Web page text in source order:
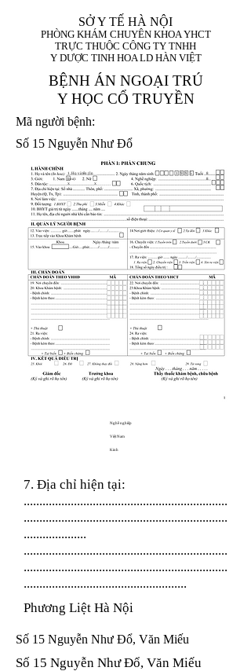
SỞ Y TẾ HÀ NỘI
PHÒNG KHÁM CHUYÊN KHOA YHCT
TRỰC THUỘC CÔNG TY TNHH
Y DƯỢC TINH HOA LD HÀN VIỆT
BỆNH ÁN NGOẠI TRÚ
Y HỌC CỔ TRUYỀN
Mã người bệnh:
Số 15 Nguyễn Như Đổ
1. Họ và tên (In
hoa):
1 9 9 5
8
8
X
X
Nghề nghiệp
Việt Nam
Kinh
7. Địa chỉ hiện tại:
.................................................................
.................................................................
....................
.................................................................
.................................................................
....................................................
Phương Liệt Hà Nội
Số 15 Nguyễn Như Đổ, Văn Miếu
Số 15 Nguyễn Như Đổ, Văn Miếu